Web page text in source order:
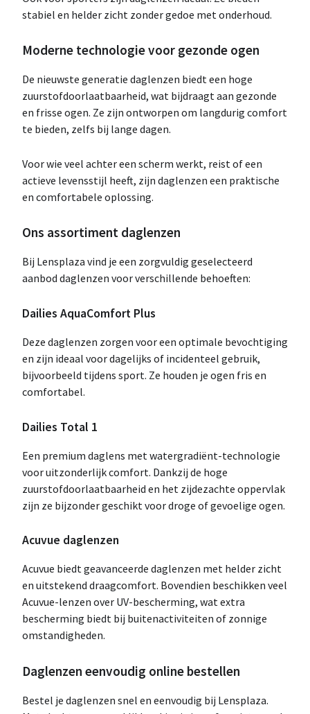
stabiel en helder zicht zonder gedoe met onderhoud.
Moderne technologie voor gezonde ogen
De nieuwste generatie daglenzen biedt een hoge
zuurstofdoorlaatbaarheid, wat bijdraagt aan gezonde
en frisse ogen. Ze zijn ontworpen om langdurig comfort
te bieden, zelfs bij lange dagen.
Voor wie veel achter een scherm werkt, reist of een
actieve levensstijl heeft, zijn daglenzen een praktische
en comfortabele oplossing.
Ons assortiment daglenzen
Bij Lensplaza vind je een zorgvuldig geselecteerd
aanbod daglenzen voor verschillende behoeften:
Dailies AquaComfort Plus
Deze daglenzen zorgen voor een optimale bevochtiging
en zijn ideaal voor dagelijks of incidenteel gebruik,
bijvoorbeeld tijdens sport. Ze houden je ogen fris en
comfortabel.
Dailies Total 1
Een premium daglens met watergradiënt-technologie
voor uitzonderlijk comfort. Dankzij de hoge
zuurstofdoorlaatbaarheid en het zijdezachte oppervlak
zijn ze bijzonder geschikt voor droge of gevoelige ogen.
Acuvue daglenzen
Acuvue biedt geavanceerde daglenzen met helder zicht
en uitstekend draagcomfort. Bovendien beschikken veel
Acuvue-lenzen over UV-bescherming, wat extra
bescherming biedt bij buitenactiviteiten of zonnige
omstandigheden.
Daglenzen eenvoudig online bestellen
Bestel je daglenzen snel en eenvoudig bij Lensplaza.